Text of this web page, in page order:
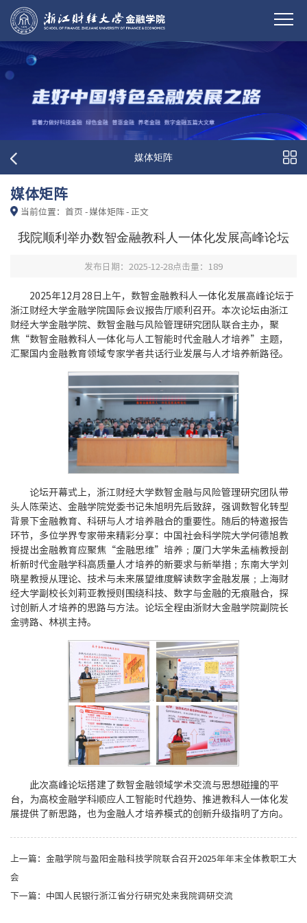
媒体矩阵
媒体矩阵
当前位置：首页 -媒体矩阵-正文
我院顺利举办数智金融教科人一体化发展高峰论坛
发布日期：2025-12-28点击量： 189
2025年12月28日上午，数智金融教科人一体化发展高峰论坛于
浙江财经大学金融学院国际会议报告厅顺利召开。本次论坛由浙江
财经大学金融学院、数智金融与风险管理研究团队联合主办，聚
焦“数智金融教科人一体化与人工智能时代金融人才培养”主题，
汇聚国内金融教育领域专家学者共话行业发展与人才培养新路径。
论坛开幕式上，浙江财经大学数智金融与风险管理研究团队带
头人陈荣达、金融学院党委书记朱旭明先后致辞，强调数智化转型
背景下金融教育、科研与人才培养融合的重要性。随后的特邀报告
环节，多位学界专家带来精彩分享：中国社会科学院大学何德旭教
授提出金融教育应聚焦“金融思维”培养；厦门大学朱孟楠教授剖
析新时代金融学科高质量人才培养的新要求与新举措；东南大学刘
晓星教授从理论、技术与未来展望维度解读数字金融发展；上海财
经大学副校长刘莉亚教授则围绕科技、数字与金融的无痕融合，探
讨创新人才培养的思路与方法。论坛全程由浙财大金融学院副院长
金骋路、林祺主持。
此次高峰论坛搭建了数智金融领域学术交流与思想碰撞的平
台，为高校金融学科顺应人工智能时代趋势、推进教科人一体化发
展提供了新思路，也为金融人才培养模式的创新升级指明了方向。
上一篇： 金融学院与盈阳金融科技学院联合召开2025年年末全体教职工大
会
下一篇： 中国人民银行浙江省分行研究处来我院调研交流